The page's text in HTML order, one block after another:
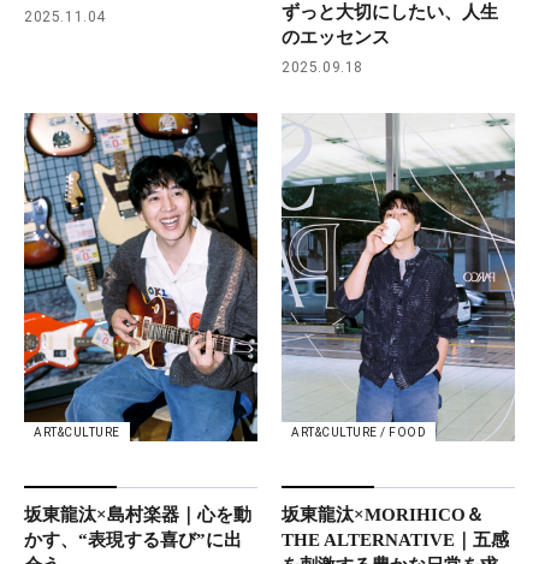
2025.11.04
ずっと大切にしたい、人生
のエッセンス
2025.09.18
ART&CULTURE
坂東龍汰×島村楽器｜心を動
かす、“表現する喜び”に出
ART&CULTURE / FOOD
坂東龍汰×MORIHICO＆
THE ALTERNATIVE｜五感